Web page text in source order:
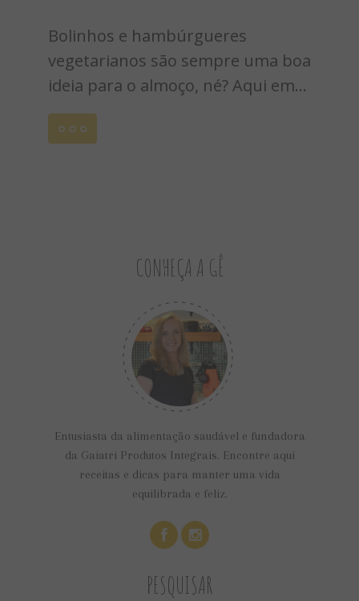
Bolinhos e hambúrgueres
vegetarianos são sempre uma boa
ideia para o almoço, né? Aqui em...
CONHEÇA A GÊ
Entusiasta da alimentação saudável e fundadora
da Gaiatri Produtos Integrais. Encontre aqui
receitas e dicas para manter uma vida
equilibrada e feliz.
PESQUISAR